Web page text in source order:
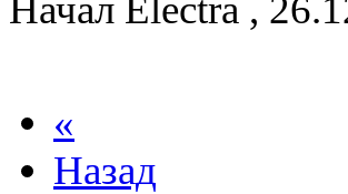
Начал Electra ,
«
Назад